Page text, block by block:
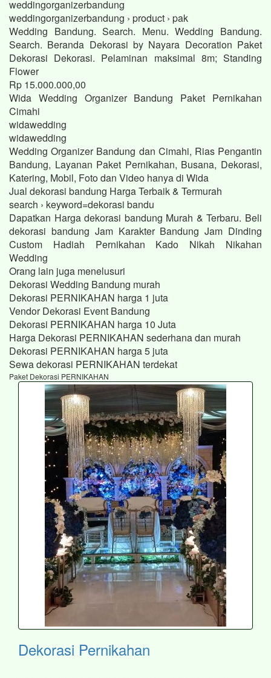
weddingorganizerbandung
weddingorganizerbandung › product › pak
Wedding Bandung. Search. Menu. Wedding Bandung.
Search. Beranda Dekorasi by Nayara Decoration Paket
Dekorasi Dekorasi. Pelaminan maksimal 8m; Standing
Flower
Rp 15.000.000,00
Wida Wedding Organizer Bandung Paket Pernikahan
Cimahi
widawedding
widawedding
Wedding Organizer Bandung dan Cimahi, Rias Pengantin
Bandung, Layanan Paket Pernikahan, Busana, Dekorasi,
Katering, Mobil, Foto dan Video hanya di Wida
Jual dekorasi bandung Harga Terbaik & Termurah
search › keyword=dekorasi bandu
Dapatkan Harga dekorasi bandung Murah & Terbaru. Beli
dekorasi bandung Jam Karakter Bandung Jam Dinding
Custom Hadiah Pernikahan Kado Nikah Nikahan
Wedding
Orang lain juga menelusuri
Dekorasi Wedding Bandung murah
Dekorasi PERNIKAHAN harga 1 juta
Vendor Dekorasi Event Bandung
Dekorasi PERNIKAHAN harga 10 Juta
Harga Dekorasi PERNIKAHAN sederhana dan murah
Dekorasi PERNIKAHAN harga 5 juta
Sewa dekorasi PERNIKAHAN terdekat
Paket Dekorasi PERNIKAHAN
Dekorasi Pernikahan